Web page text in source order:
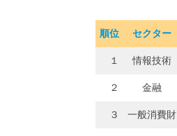
順位 セクター
１ 情報技術
２ 金融
３ 一般消費財